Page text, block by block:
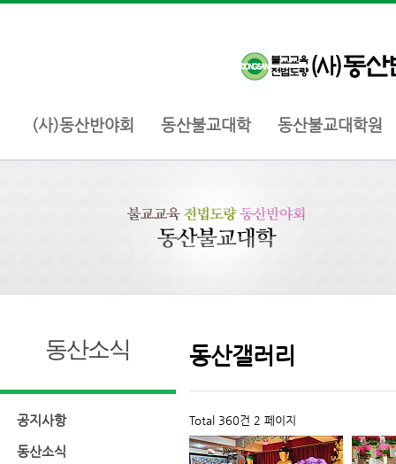
(사)동산반야회 동산불교대학 동산불교대학원
동산소식
공지사항
동산소식
동산갤러리
Total 360건 2 페이지